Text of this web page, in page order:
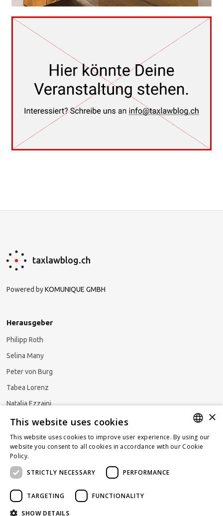
taxlawblog.ch
Powered byKOMUNIQUE GMBH
Herausgeber
Philipp Roth
Selina Many
Peter von Burg
Tabea Lorenz
Natalja Ezzaini
Newsletter abonnieren
GERMAN
×
This website uses cookies
This website uses cookies to improve user experience. By using our
website you consent to all cookies in accordance with our Cookie
Policy.
STRICTLY NECESSARY
PERFORMANCE
TARGETING FUNCTIONALITY
SHOW DETAILS